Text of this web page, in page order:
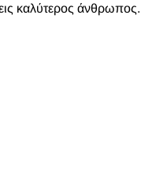
καλύτερος άνθρωπος.